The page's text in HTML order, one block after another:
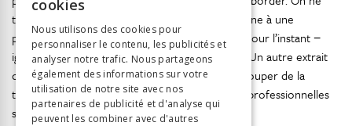
trouve pas dans l’argumentation un besoin interne à une
profession – qui n’existe pas au-delà du métier pour l’instant −
ignorant les véritables besoins des enseignants. Un autre extrait
du document le montre : « on ne peut pas se couper de la
tendance générale qui promeut les formations professionnelles
supérieures au niveau académique » (p. 38).
ITALIAN
cookies
Nous utilisons des cookies pour
personnaliser le contenu, les publicités et
analyser notre trafic. Nous partageons
également des informations sur votre
utilisation de notre site avec nos
partenaires de publicité et d'analyse qui
peuvent les combiner avec d'autres